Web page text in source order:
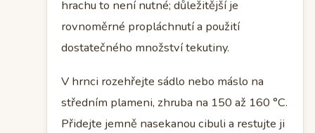
hrachu to není nutné; důležitější je
rovnoměrné propláchnutí a použití
dostatečného množství tekutiny.
V hrnci rozehřejte sádlo nebo máslo na
středním plameni, zhruba na 150 až 160 °C.
Přidejte jemně nasekanou cibuli a restujte ji